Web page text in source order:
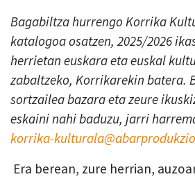
Bagabiltza hurrengo Korrika
katalogoa osatzen, 2025/2026
herrietan euskara eta euskal
zabaltzeko, Korrikarekin batera.
sortzailea bazara eta zeure
eskaini nahi baduzu, jarri
korrika-
Era berean, zure herrian,